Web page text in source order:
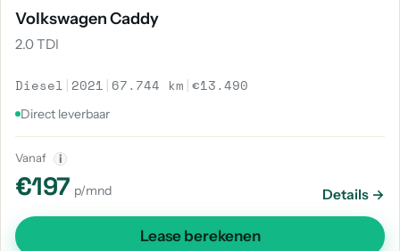
Volkswagen Caddy
2.0 TDI
Diesel | 2021 | 67.744 km |€13.490
Direct leverbaar
Vanaf i
€197 p/mnd Details →
Lease berekenen